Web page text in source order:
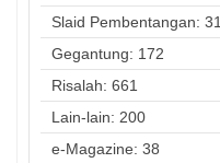
Slaid Pembentangan: 31
Gegantung: 172
Risalah: 661
Lain-lain: 200
e-Magazine: 38